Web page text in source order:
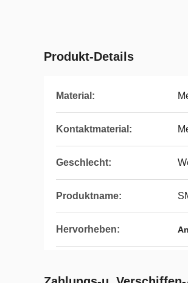
Produkt-Details
Material:
Kontaktmaterial:
Geschlecht:
Produktname:
Hervorheben: